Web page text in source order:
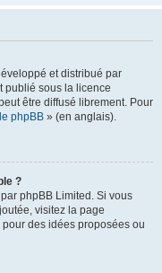
et distribué par
publié sous la licence
être diffusé librement. Pour
phpBB » (en anglais).
?
phpBB Limited. Si vous
visitez la page
des idées proposées ou